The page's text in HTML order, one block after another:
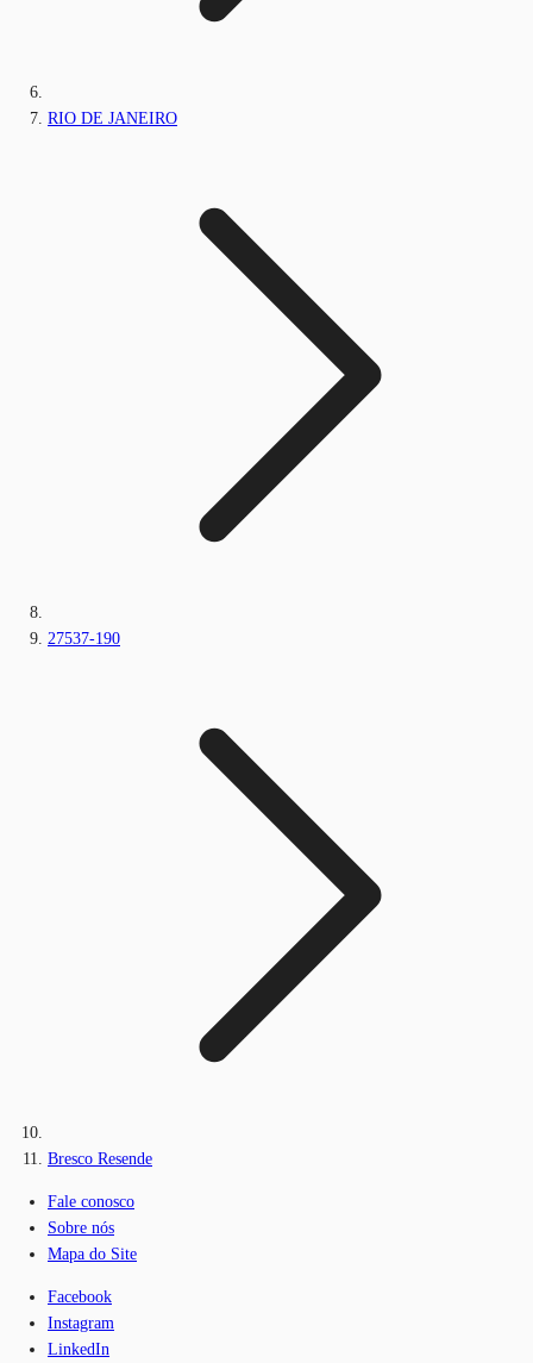
RIO DE JANEIRO
27537-190
Bresco Resende
Fale conosco
Sobre nós
Mapa do Site
Facebook
Instagram
LinkedIn